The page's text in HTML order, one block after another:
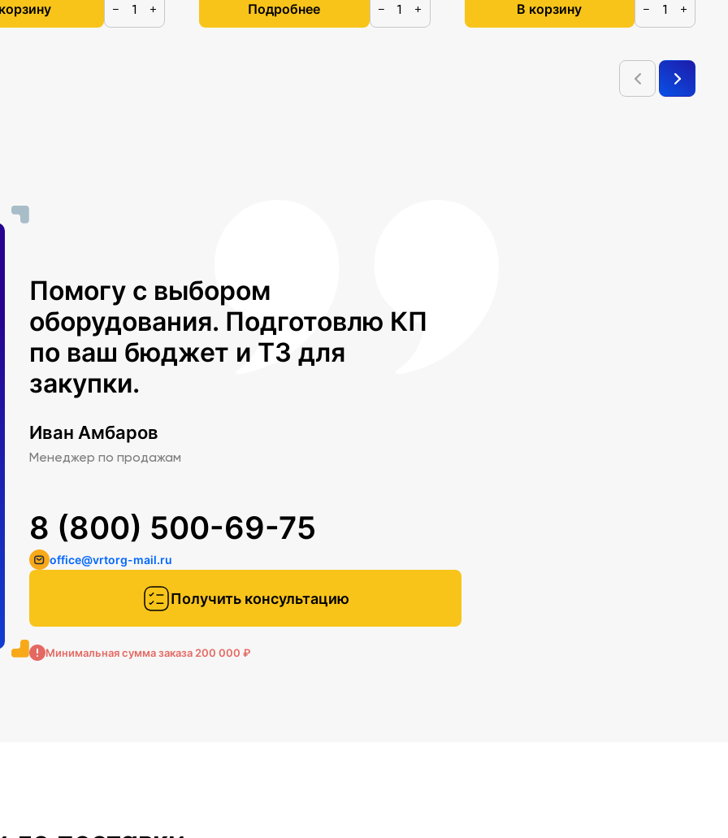
− + Подробнее − + В корзину − +
Помогу с выбором
оборудования. Подготовлю КП
по ваш бюджет и ТЗ для
закупки.
Иван Амбаров
Менеджер по продажам
Получить консультацию
8 (800) 500-69-75
office@vrtorg-mail.ru
Минимальная сумма заказа 200 000 ₽